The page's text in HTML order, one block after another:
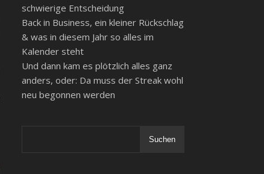
schwierige Entscheidung
Back in Business, ein kleiner Rückschlag
& was in diesem Jahr so alles im
Kalender steht
Und dann kam es plötzlich alles ganz
anders, oder: Da muss der Streak wohl
neu begonnen werden
Suchen